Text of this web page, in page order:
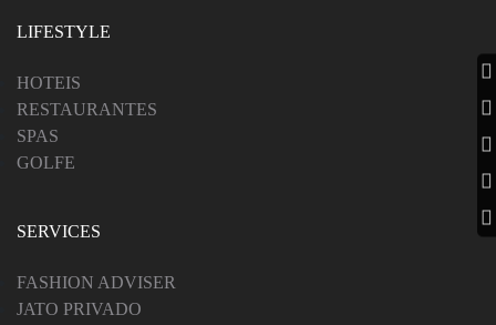
LIFESTYLE
HOTEIS
RESTAURANTES
SPAS
GOLFE
SERVICES
FASHION ADVISER
JATO PRIVADO